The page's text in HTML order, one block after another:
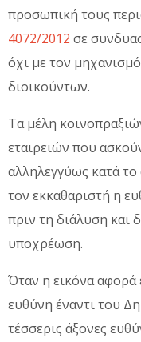
προσωπική τους
4072/2012 σε
όχι με τον
διοικούντων.
Τα μέλη
εταιρειών που
αλληλεγγύως κατά
τον εκκαθαριστή η
πριν τη διάλυση και
υποχρέωση.
Όταν η εικόνα αφορά
ευθύνη έναντι του
τέσσερις άξονες